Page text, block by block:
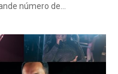
número de…